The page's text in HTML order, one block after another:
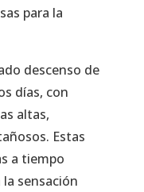
para la
descenso de
días, con
altas,
Estas
a tiempo
sensación